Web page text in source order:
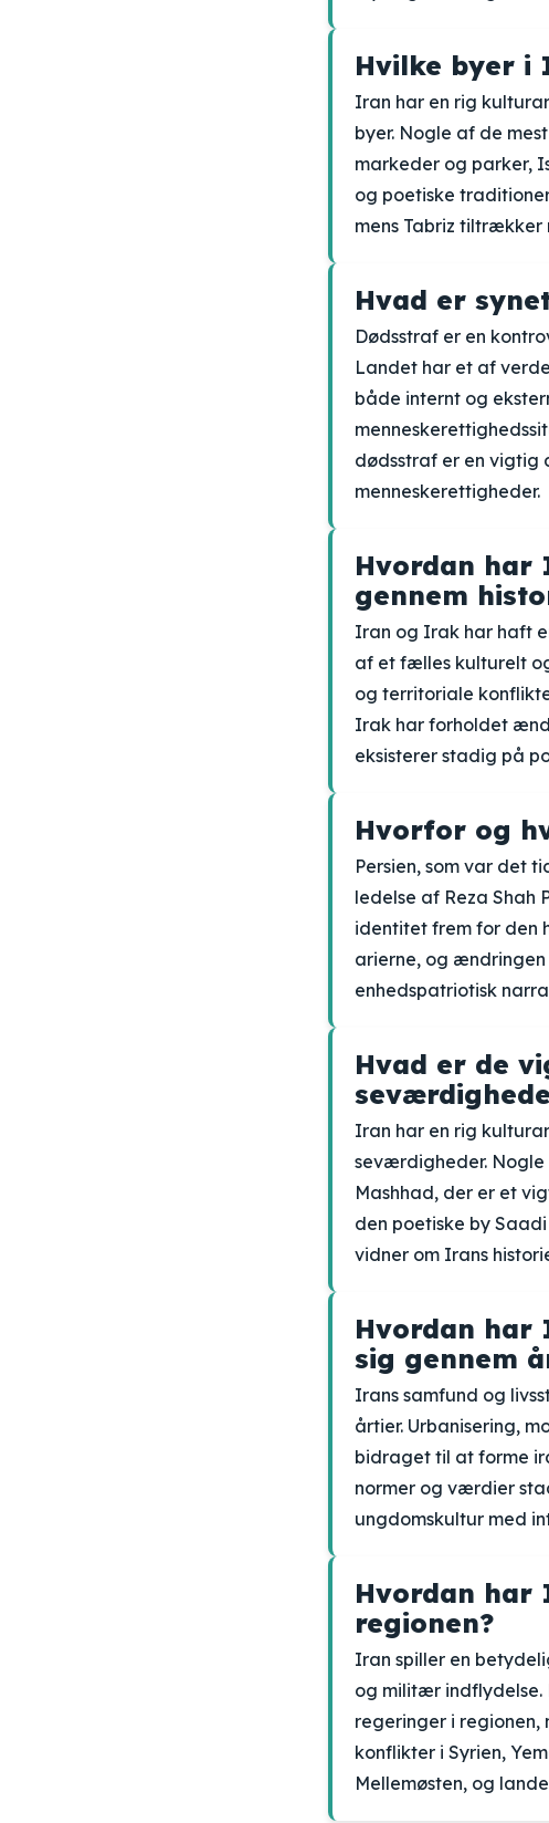
Hvilke byer i
Iran har en rig
byer. Nogle af de
markeder og parker,
og poetiske
mens Tabriz tiltrækker
Hvad er
Dødsstraf er en
Landet har et af
både internt og
dødsstraf er en vigtig
menneskerettigheder.
Hvordan
gennem
Iran og Irak har haft
af et fælles kulturelt
og territoriale
Irak har forholdet
eksisterer stadig på
Hvorfor og
Persien, som var det
ledelse af Reza
identitet frem for den
arierne, og
enhedspatriotisk
Hvad er de
Iran har en rig
seværdigheder.
Mashhad, der er et
den poetiske by
vidner om Irans
Hvordan
sig gennem
Irans samfund og
årtier. Urbanisering,
bidraget til at forme
normer og værdier
ungdomskultur med
Hvordan har
regionen?
Iran spiller en
og militær indflydelse.
regeringer i regionen,
konflikter i Syrien,
Mellemøsten, og